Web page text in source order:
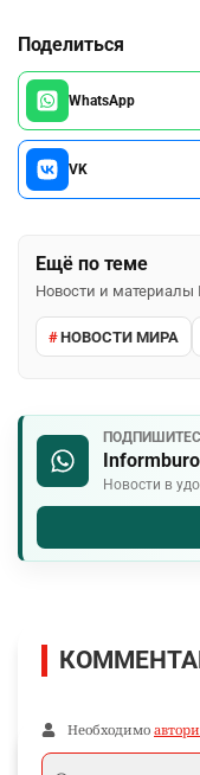
Поделиться
WhatsApp
VK
Ещё по теме
Новости и
НОВОСТИ МИРА
Новости в
Необходимо